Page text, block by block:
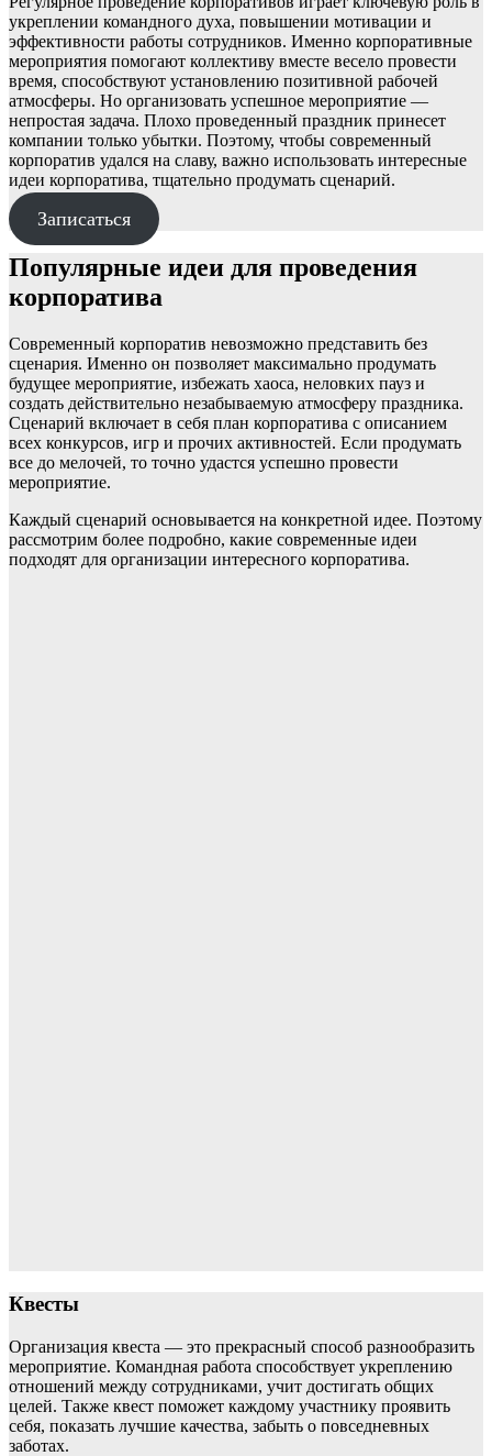
укреплении командного духа, повышении мотивации и
эффективности работы сотрудников. Именно корпоративные
мероприятия помогают коллективу вместе весело провести
время, способствуют установлению позитивной рабочей
атмосферы. Но организовать успешное мероприятие —
непростая задача. Плохо проведенный праздник принесет
компании только убытки. Поэтому, чтобы современный
корпоратив удался на славу, важно использовать интересные
идеи корпоратива, тщательно продумать сценарий.
Записаться
Популярные идеи для проведения
корпоратива
Современный корпоратив невозможно представить без
сценария. Именно он позволяет максимально продумать
будущее мероприятие, избежать хаоса, неловких пауз и
создать действительно незабываемую атмосферу праздника.
Сценарий включает в себя план корпоратива с описанием
всех конкурсов, игр и прочих активностей. Если продумать
все до мелочей, то точно удастся успешно провести
мероприятие.
Каждый сценарий основывается на конкретной идее. Поэтому
рассмотрим более подробно, какие современные идеи
подходят для организации интересного корпоратива.
Квесты
Организация квеста — это прекрасный способ разнообразить
мероприятие. Командная работа способствует укреплению
отношений между сотрудниками, учит достигать общих
целей. Также квест поможет каждому участнику проявить
себя, показать лучшие качества, забыть о повседневных
заботах.